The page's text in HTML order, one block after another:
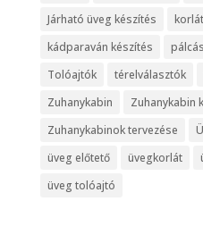
Járható üveg készítés
korlát
kádparaván készítés
Tolóajtók
térelválasztók
Zuhanykabin
Zuhanykabin
Zuhanykabinok tervezése
üveg előtető
üvegkorlát
üveg tolóajtó